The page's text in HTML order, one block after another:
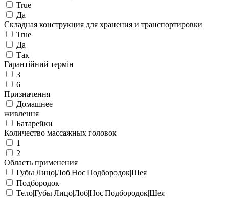
True
Да
Складная конструкция для хранения и транспортировки
True
Да
Так
Гарантійний термін
3
6
Призначення
Домашнее
живлення
Батарейки
Количество массажных головок
1
2
Область применения
Губы|Лицо|Лоб|Нос|Подбородок|Шея
Подбородок
Тело|Губы|Лицо|Лоб|Нос|Подбородок|Шея